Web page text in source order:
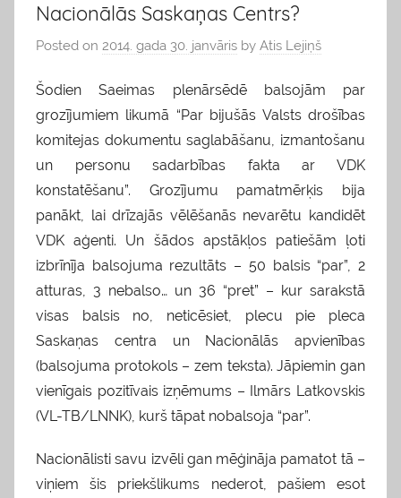
Nacionālās Saskaņas Centrs?
Posted on 2014. gada 30. janvāris by Atis Lejiņš
Šodien Saeimas plenārsēdē balsojām par
grozījumiem likumā “Par bijušās Valsts drošības
komitejas dokumentu saglabāšanu, izmantošanu
un personu sadarbības fakta ar VDK
konstatēšanu”. Grozījumu pamatmērķis bija
panākt, lai drīzajās vēlēšanās nevarētu kandidēt
VDK aģenti. Un šādos apstākļos patiešām ļoti
izbrīnīja balsojuma rezultāts – 50 balsis “par”, 2
atturas, 3 nebalso… un 36 “pret” – kur sarakstā
visas balsis no, neticēsiet, plecu pie pleca
Saskaņas centra un Nacionālās apvienības
(balsojuma protokols – zem teksta). Jāpiemin gan
vienīgais pozitīvais izņēmums – Ilmārs Latkovskis
(VL-TB/LNNK), kurš tāpat nobalsoja “par”.
Nacionālisti savu izvēli gan mēģināja pamatot tā –
viņiem šis priekšlikums nederot, pašiem esot